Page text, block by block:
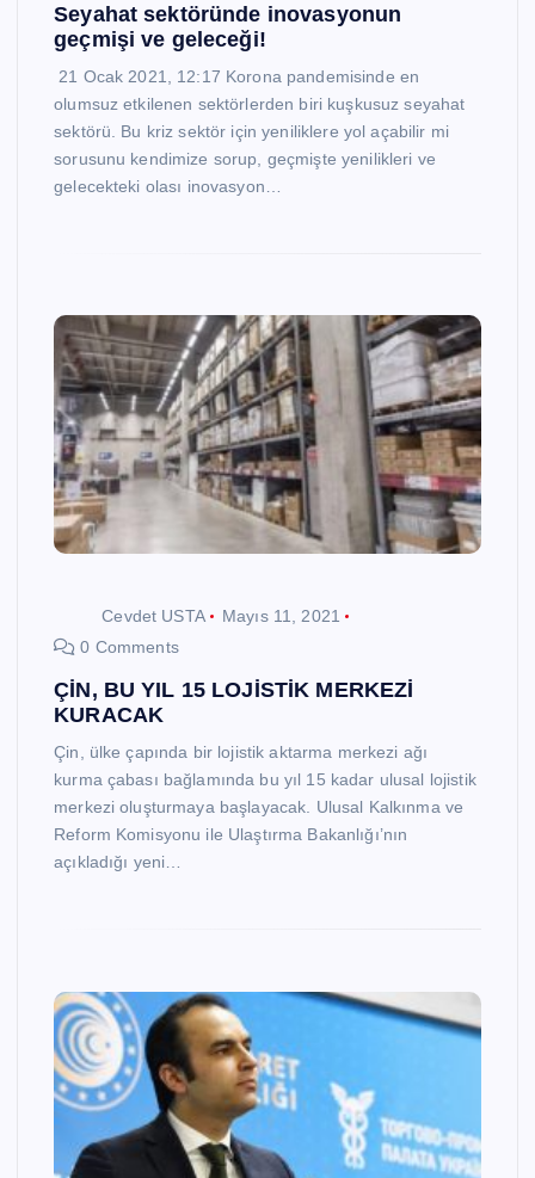
Seyahat sektöründe inovasyonun
geçmişi ve geleceği!
21 Ocak 2021, 12:17 Korona pandemisinde en
olumsuz etkilenen sektörlerden biri kuşkusuz seyahat
sektörü. Bu kriz sektör için yeniliklere yol açabilir mi
sorusunu kendimize sorup, geçmişte yenilikleri ve
gelecekteki olası inovasyon…
Cevdet USTA
Mayıs 11, 2021
0 Comments
ÇİN, BU YIL 15 LOJİSTİK MERKEZİ
KURACAK
Çin, ülke çapında bir lojistik aktarma merkezi ağı
kurma çabası bağlamında bu yıl 15 kadar ulusal lojistik
merkezi oluşturmaya başlayacak. Ulusal Kalkınma ve
Reform Komisyonu ile Ulaştırma Bakanlığı’nın
açıkladığı yeni…